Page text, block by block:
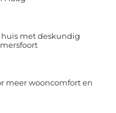
huis met deskundig
meer wooncomfort en